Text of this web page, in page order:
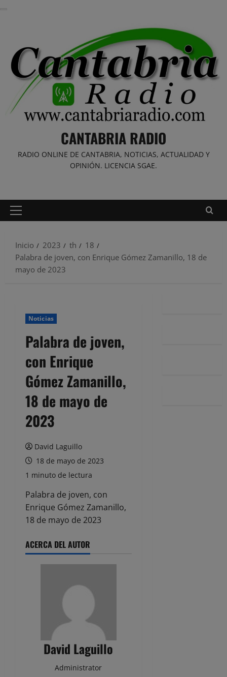
CANTABRIA RADIO
RADIO ONLINE DE CANTABRIA, NOTICIAS, ACTUALIDAD Y
OPINIÓN. LICENCIA SGAE.
Menú
Inicio
2023 th
18
Palabra de joven, con Enrique Gómez Zamanillo, 18 de
mayo de 2023
Noticias
Palabra de joven,
con Enrique
Gómez Zamanillo,
18 de mayo de
2023
David Laguillo
18 de mayo de 2023
1 minuto de lectura
Palabra de joven, con
Enrique Gómez Zamanillo,
18 de mayo de 2023
ACERCA DEL AUTOR
David Laguillo
Administrator